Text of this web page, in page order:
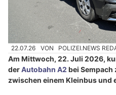
22.07.26 VON POLIZEI.NEWS
Am Mittwoch, 22. Juli 2026,
derAutobahn A2 bei
zwischen einem Kleinbus und